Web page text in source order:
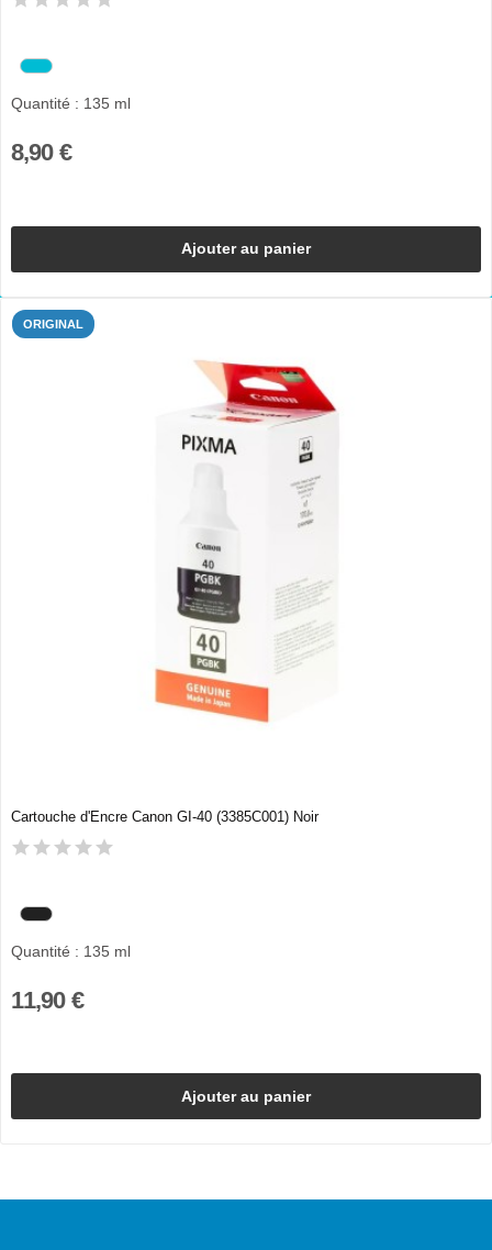
Quantité : 135 ml
8,90 €
Ajouter au panier
ORIGINAL
Cartouche d'Encre Canon GI-40 (3385C001) Noir
Quantité : 135 ml
11,90 €
Ajouter au panier